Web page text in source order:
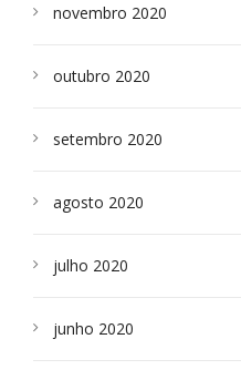
novembro 2020
outubro 2020
setembro 2020
agosto 2020
julho 2020
junho 2020